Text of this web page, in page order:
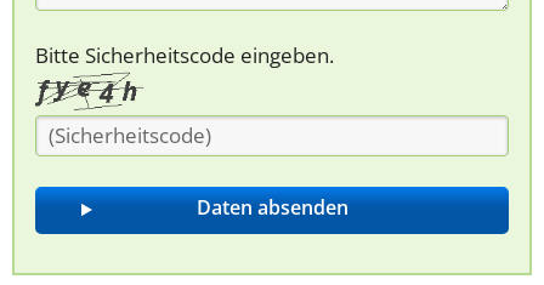
Bitte Sicherheitscode eingeben.